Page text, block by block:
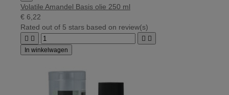
Volatile Amandel Basis olie 250 ml
€ 6,22
Rated out of 5 stars based on review(s)
   
In winkelwagen